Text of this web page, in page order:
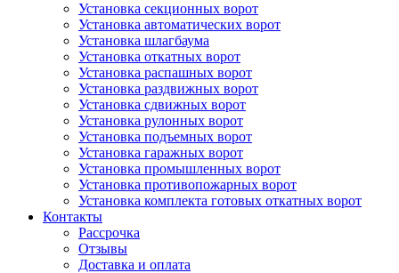
Установка секционных ворот
Установка автоматических ворот
Установка шлагбаума
Установка откатных ворот
Установка распашных ворот
Установка раздвижных ворот
Установка сдвижных ворот
Установка рулонных ворот
Установка подъемных ворот
Установка гаражных ворот
Установка промышленных ворот
Установка противопожарных ворот
Установка комплекта готовых откатных ворот
Контакты
Рассрочка
Отзывы
Доставка и оплата